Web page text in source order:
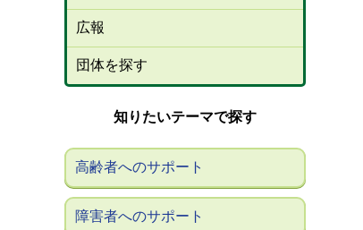
広報
団体を探す
知りたいテーマで探す
高齢者へのサポート
障害者へのサポート